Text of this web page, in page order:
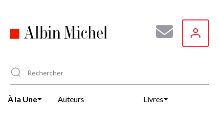
principal
À la Une Auteurs Livres